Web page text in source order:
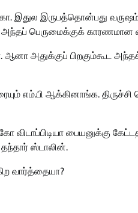
இதுல இருபத்தொன்பது
அந்தப் பெருமைக்குக் காரணமான
அதுக்குப் பிறகும்கூட
எம்.பி ஆக்கினாங்க.
விடாப்பிடியா பையனுக்கு
தந்தார் ஸ்டாலின்.
வார்த்தையா?